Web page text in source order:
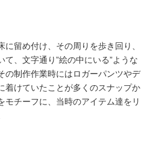
留め付け、その周りを歩き回り、
、文字通り”絵の中にいる”ような
の制作作業時にはロガーパンツやデ
着けていたことが多くのスナップか
モチーフに、当時のアイテム達をリ